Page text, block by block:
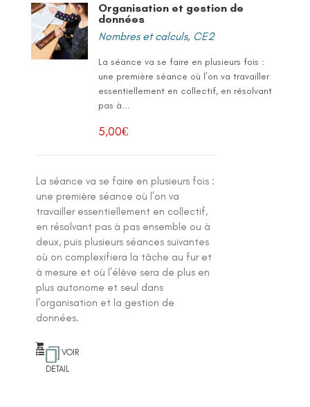
Organisation et gestion de
données
Nombres et calculs, CE2
La séance va se faire en plusieurs fois :
une première séance où l’on va travailler
essentiellement en collectif, en résolvant
pas à...
5,00€
La séance va se faire en plusieurs fois :
une première séance où l’on va
travailler essentiellement en collectif,
en résolvant pas à pas ensemble ou à
deux, puis plusieurs séances suivantes
où on complexifiera la tâche au fur et
à mesure et où l’élève sera de plus en
plus autonome et seul dans
l'organisation et la gestion de
données.
VOIR
DETAIL